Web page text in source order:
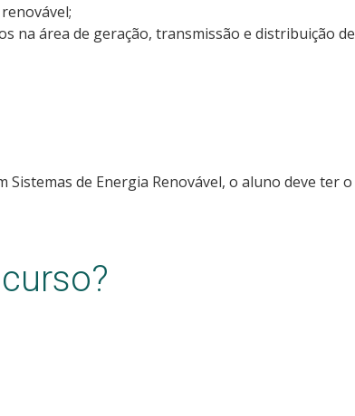
na área de geração, transmissão e distribuição de
de Energia Renovável, o aluno deve ter o